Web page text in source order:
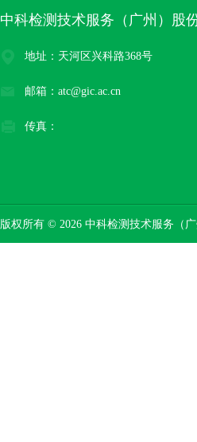
中科检测技术服务（广州）股
地址：天河区兴科路368号
邮箱：atc@gic.ac.cn
传真：
版权所有 © 2026 中科检测技术服务（